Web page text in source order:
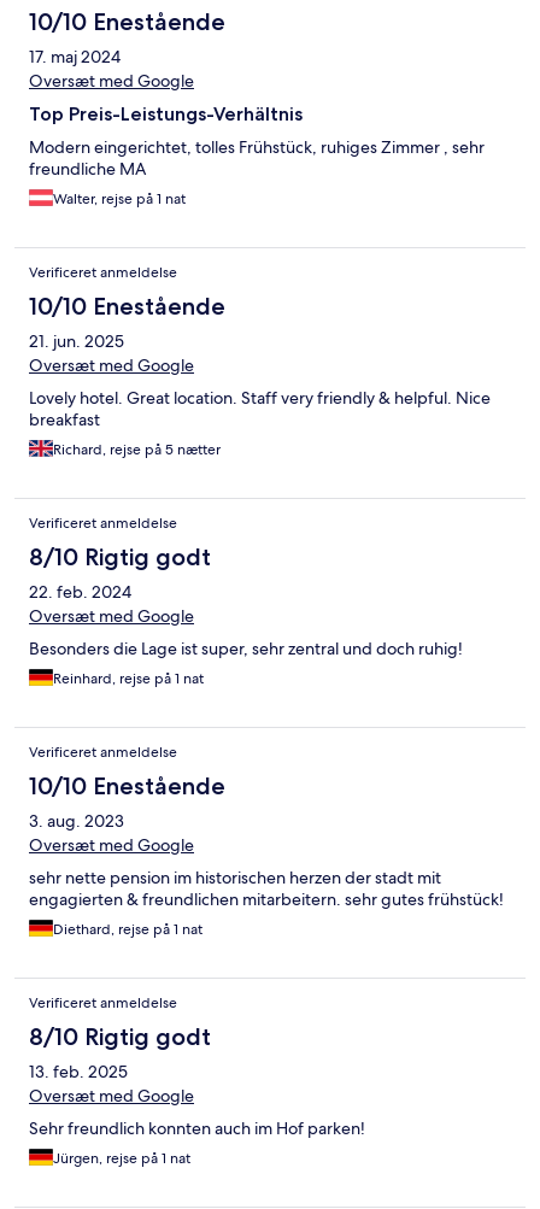
10/10 Enestående
17. maj 2024
Oversæt med Google
Top Preis-Leistungs-Verhältnis
Modern eingerichtet, tolles Frühstück, ruhiges Zimmer , sehr
freundliche MA
Walter, rejse på 1 nat
Verificeret anmeldelse
10/10 Enestående
21. jun. 2025
Oversæt med Google
Lovely hotel. Great location. Staff very friendly & helpful. Nice
breakfast
Richard, rejse på 5 nætter
Verificeret anmeldelse
8/10 Rigtig godt
22. feb. 2024
Oversæt med Google
Besonders die Lage ist super, sehr zentral und doch ruhig!
Reinhard, rejse på 1 nat
Verificeret anmeldelse
10/10 Enestående
3. aug. 2023
Oversæt med Google
sehr nette pension im historischen herzen der stadt mit
engagierten & freundlichen mitarbeitern. sehr gutes frühstück!
Diethard, rejse på 1 nat
Verificeret anmeldelse
8/10 Rigtig godt
13. feb. 2025
Oversæt med Google
Sehr freundlich konnten auch im Hof parken!
Jürgen, rejse på 1 nat